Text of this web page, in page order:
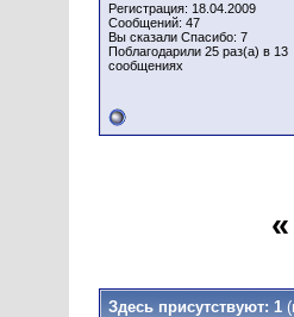
Регистрация: 18.04.2009
Сообщений: 47
Вы сказали Спасибо: 7
Поблагодарили 25 раз(а) в 13
сообщениях
«
Здесь присутствуют: 1